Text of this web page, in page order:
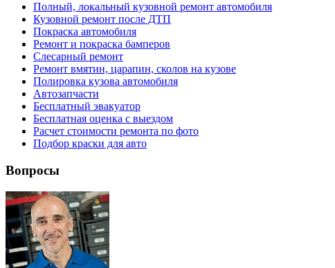
Полный, локальный кузовной ремонт автомобиля
Кузовной ремонт после ДТП
Покраска автомобиля
Ремонт и покраска бамперов
Слесарный ремонт
Ремонт вмятин, царапин, сколов на кузове
Полировка кузова автомобиля
Автозапчасти
Бесплатный эвакуатор
Бесплатная оценка с выездом
Расчет стоимости ремонта по фото
Подбор краски для авто
Вопросы